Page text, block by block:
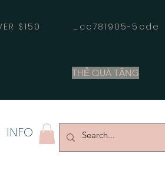
$150 _cc781905-5cde
THẺ QUÀ TẶNG
INFO